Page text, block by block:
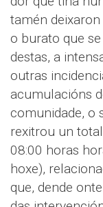
tamén
o burato que
destas, a
outras
acumulacións
comunidade, o
rexitrou un
08:00 horas
hoxe),
que, dende